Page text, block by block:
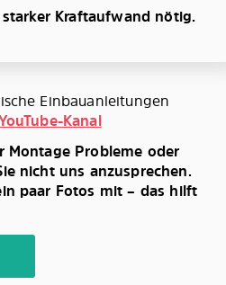
Kraftaufwand nötig.
Einbauanleitungen
Kanal
Montage Probleme oder
nicht uns anzusprechen.
paar Fotos mit – das hilft